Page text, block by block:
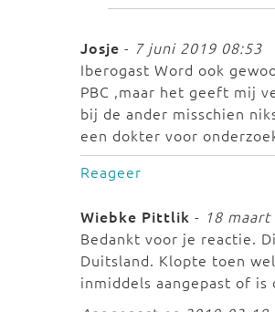
Josje - 7 juni 2019 08:53
Iberogast Word ook
PBC ,maar het geeft mij
bij de ander misschien
een dokter voor
Reageer
Wiebke Pittlik - 18
Bedankt voor je reactie.
Duitsland. Klopte toen
inmiddels aangepast of